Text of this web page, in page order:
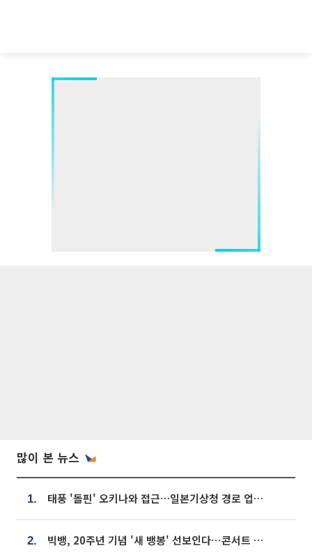
많이 본 뉴스
1. 태풍 '돌핀' 오키나와 접근…일본기상청 경로 업데이트
2. 빅뱅, 20주년 기념 '새 뱅봉' 선보인다⋯콘서트 앞두고 팝업 개최